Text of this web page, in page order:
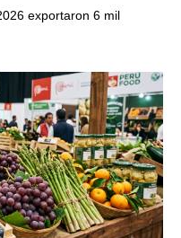
exportaron 6 mil